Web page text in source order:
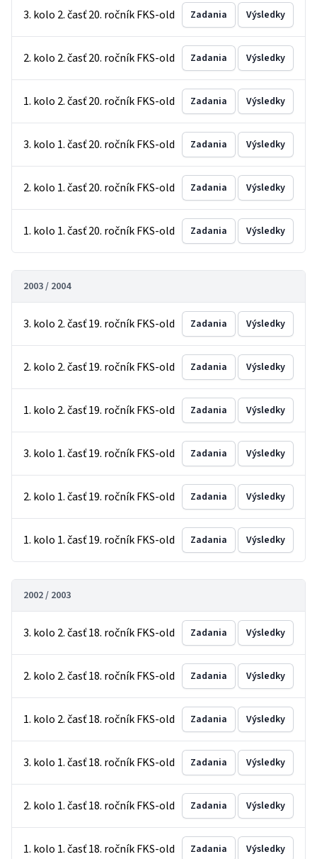
3. kolo 2. časť 20. ročník FKS-old Zadania Výsledky
2. kolo 2. časť 20. ročník FKS-old Zadania Výsledky
1. kolo 2. časť 20. ročník FKS-old Zadania Výsledky
3. kolo 1. časť 20. ročník FKS-old Zadania Výsledky
2. kolo 1. časť 20. ročník FKS-old Zadania Výsledky
1. kolo 1. časť 20. ročník FKS-old Zadania Výsledky
2003 / 2004
3. kolo 2. časť 19. ročník FKS-old Zadania Výsledky
2. kolo 2. časť 19. ročník FKS-old Zadania Výsledky
1. kolo 2. časť 19. ročník FKS-old Zadania Výsledky
3. kolo 1. časť 19. ročník FKS-old Zadania Výsledky
2. kolo 1. časť 19. ročník FKS-old Zadania Výsledky
1. kolo 1. časť 19. ročník FKS-old Zadania Výsledky
2002 / 2003
3. kolo 2. časť 18. ročník FKS-old Zadania Výsledky
2. kolo 2. časť 18. ročník FKS-old Zadania Výsledky
1. kolo 2. časť 18. ročník FKS-old Zadania Výsledky
3. kolo 1. časť 18. ročník FKS-old Zadania Výsledky
2. kolo 1. časť 18. ročník FKS-old Zadania Výsledky
1. kolo 1. časť 18. ročník FKS-old Zadania Výsledky